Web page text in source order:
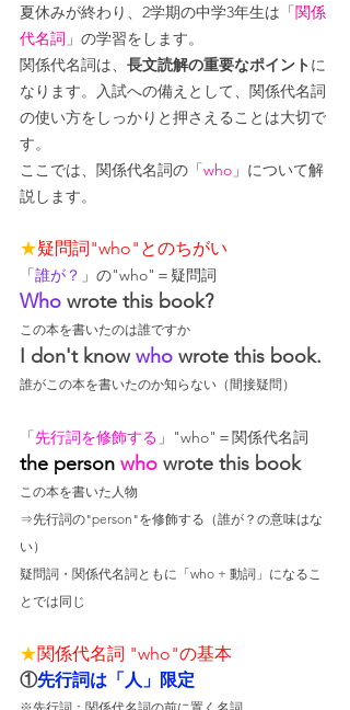
夏休みが終わり、2学期の中学3年生は「関係
代名詞 」の学習をします。
関係代名詞は、 長文読解の重要なポイント に
なります。入試への備えとして、関係代名詞
の使い方をしっかりと押さえることは大切で
す。
ここでは、関係代名詞の「who 」について解
説します。
★疑問詞"who"とのちがい
「誰が？ 」の"who"＝疑問詞
Who wrote this book?
この本を書いたのは誰ですか
I don't know who wrote this book.
誰がこの本を書いたのか知らない（間接疑問）
「先行詞を修飾する 」"who"＝関係代名詞
the person who wrote this book
この本を書いた人物
⇒先行詞の"person"を修飾する（誰が？の意味はな
い）
疑問詞・関係代名詞ともに「who + 動詞」になるこ
とでは同じ
★関係代名詞 "who"の基本
①先行詞は「人」限定